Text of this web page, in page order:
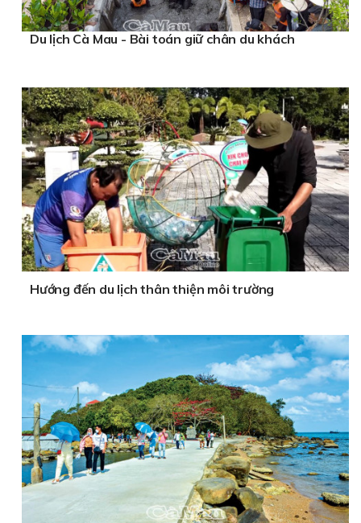
Du lịch Cà Mau - Bài toán giữ chân du khách
Hướng đến du lịch thân thiện môi trường